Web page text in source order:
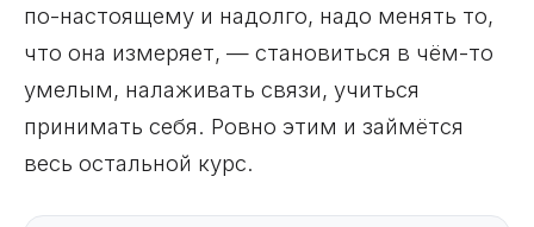
по-настоящему и надолго, надо менять то,
что она измеряет, — становиться в чём-то
умелым, налаживать связи, учиться
принимать себя. Ровно этим и займётся
весь остальной курс.